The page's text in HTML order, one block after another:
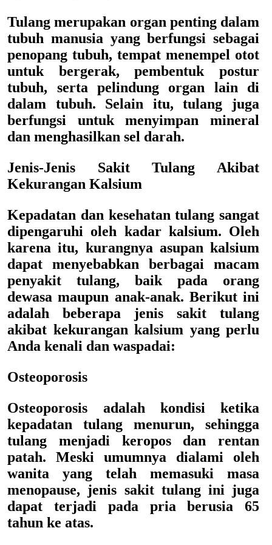
Tulang merupakan organ penting dalam
tubuh manusia yang berfungsi sebagai
penopang tubuh, tempat menempel otot
untuk bergerak, pembentuk postur
tubuh, serta pelindung organ lain di
dalam tubuh. Selain itu, tulang juga
berfungsi untuk menyimpan mineral
dan menghasilkan sel darah.
Jenis-Jenis Sakit Tulang Akibat
Kekurangan Kalsium
Kepadatan dan kesehatan tulang sangat
dipengaruhi oleh kadar kalsium. Oleh
karena itu, kurangnya asupan kalsium
dapat menyebabkan berbagai macam
penyakit tulang, baik pada orang
dewasa maupun anak-anak. Berikut ini
adalah beberapa jenis sakit tulang
akibat kekurangan kalsium yang perlu
Anda kenali dan waspadai:
Osteoporosis
Osteoporosis adalah kondisi ketika
kepadatan tulang menurun, sehingga
tulang menjadi keropos dan rentan
patah. Meski umumnya dialami oleh
wanita yang telah memasuki masa
menopause, jenis sakit tulang ini juga
dapat terjadi pada pria berusia 65
tahun ke atas.